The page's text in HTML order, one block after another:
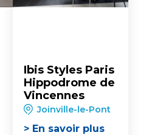
Ibis Styles Paris
Hippodrome de
Vincennes
Joinville-le-Pont
> En savoir plus